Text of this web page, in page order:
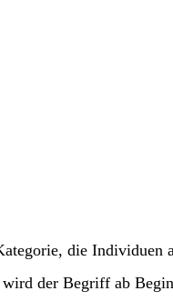
die Individuen
der Begriff ab